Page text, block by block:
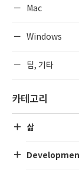
Mac
Windows
팁, 기타
카테고리
삶